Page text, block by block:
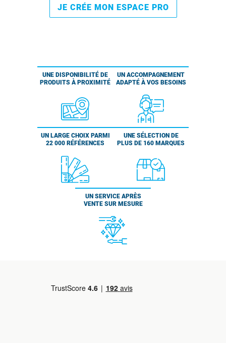
JE CRÉE MON ESPACE PRO
UNE DISPONIBILITÉ DE
PRODUITS À PROXIMITÉ
UN ACCOMPAGNEMENT
ADAPTÉ À VOS BESOINS
UN LARGE CHOIX PARMI
22 000 RÉFÉRENCES
UNE SÉLECTION DE
PLUS DE 160 MARQUES
UN SERVICE APRÈS
VENTE SUR MESURE